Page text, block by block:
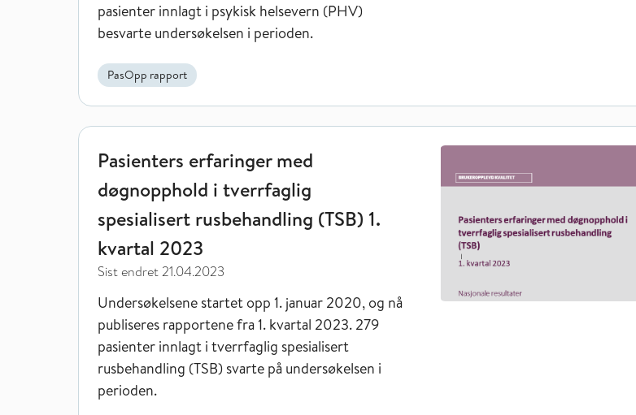
pasienter innlagt i psykisk helsevern (PHV)
besvarte undersøkelsen i perioden.
PasOpp rapport
Pasienters erfaringer med døgnopphold i tverrfaglig spesialisert rusbehandling (TSB) 1. kvartal 2023
Pasienters erfaringer med
døgnopphold i tverrfaglig
spesialisert rusbehandling (TSB) 1.
kvartal 2023
Sist endret21.04.2023
Undersøkelsene startet opp 1. januar 2020, og nå
publiseres rapportene fra 1. kvartal 2023. 279
pasienter innlagt i tverrfaglig spesialisert
rusbehandling (TSB) svarte på undersøkelsen i
perioden.